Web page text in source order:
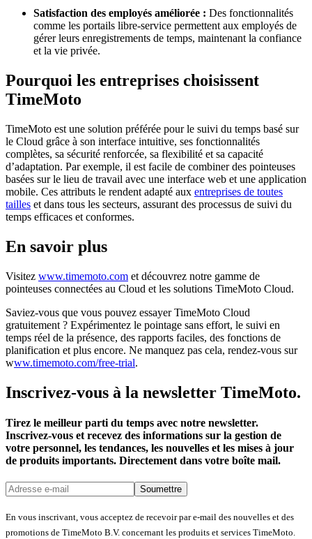
Satisfaction des employés améliorée : Des fonctionnalités
comme les portails libre-service permettent aux employés de
gérer leurs enregistrements de temps, maintenant la confiance
et la vie privée.
Pourquoi les entreprises choisissent
TimeMoto
TimeMoto est une solution préférée pour le suivi du temps basé sur
le Cloud grâce à son interface intuitive, ses fonctionnalités
complètes, sa sécurité renforcée, sa flexibilité et sa capacité
d’adaptation. Par exemple, il est facile de combiner des pointeuses
basées sur le lieu de travail avec une interface web et une application
mobile. Ces attributs le rendent adapté aux entreprises de toutes
tailles et dans tous les secteurs, assurant des processus de suivi du
temps efficaces et conformes.
En savoir plus
Visitez www.timemoto.com et découvrez notre gamme de
pointeuses connectées au Cloud et les solutions TimeMoto Cloud.
Saviez-vous que vous pouvez essayer TimeMoto Cloud
gratuitement ? Expérimentez le pointage sans effort, le suivi en
temps réel de la présence, des rapports faciles, des fonctions de
planification et plus encore. Ne manquez pas cela, rendez-vous sur
www.timemoto.com/free-trial.
Inscrivez-vous à la newsletter TimeMoto.
Tirez le meilleur parti du temps avec notre newsletter.
Inscrivez-vous et recevez des informations sur la gestion de
votre personnel, les tendances, les nouvelles et les mises à jour
de produits importants. Directement dans votre boîte mail.
Soumettre
En vous inscrivant, vous acceptez de recevoir par e-mail des nouvelles et des
promotions de TimeMoto B.V. concernant les produits et services TimeMoto.